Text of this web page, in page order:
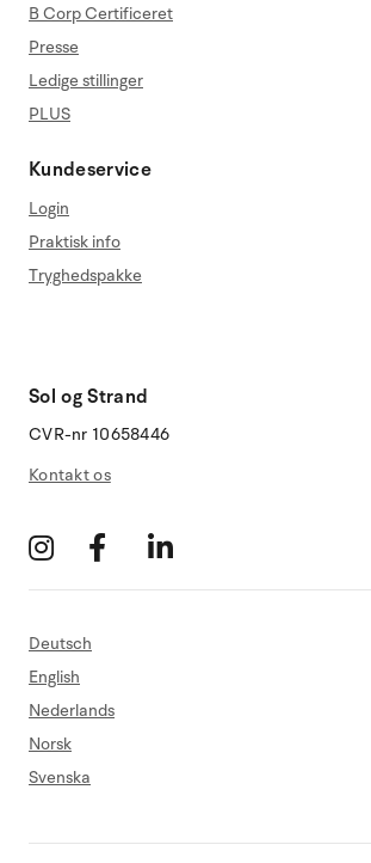
B Corp Certificeret
Presse
Ledige stillinger
PLUS
Kundeservice
Login
Praktisk info
Tryghedspakke
Sol og Strand
CVR-nr 10658446
Kontakt os
Deutsch
English
Nederlands
Norsk
Svenska